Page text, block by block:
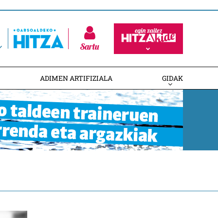
Sartu
ADIMEN ARTIFIZIALA GIDAK